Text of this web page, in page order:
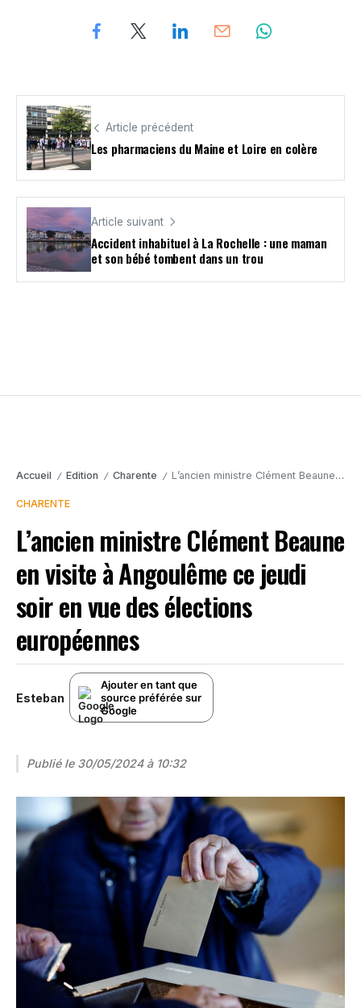
Article précédent
Les pharmaciens du Maine et Loire en colère
Article suivant
Accident inhabituel à La Rochelle : une maman
et son bébé tombent dans un trou
Accueil / Edition / Charente / L’ancien ministre Clément Beaune en visite à Angoulême ce jeudi soir en vue des élections européennes
CHARENTE
L’ancien ministre Clément Beaune
en visite à Angoulême ce jeudi
soir en vue des élections
européennes
Esteban
Ajouter en tant que
source préférée sur
Google
Publié le 30/05/2024 à 10:32